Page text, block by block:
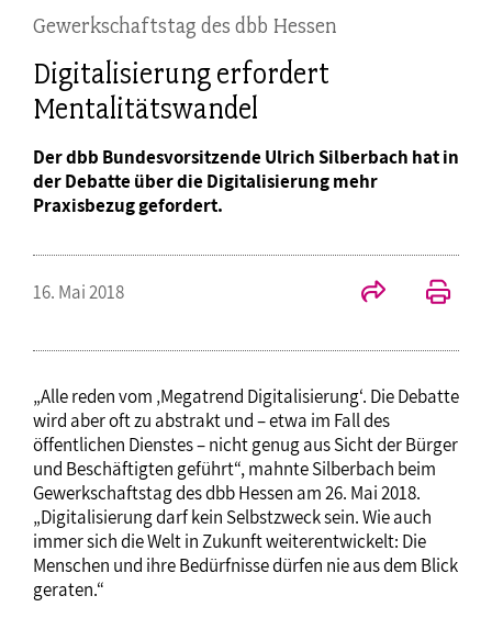
Gewerkschaftstag des dbb Hessen
Digitalisierung erfordert
Mentalitätswandel
Der dbb Bundesvorsitzende Ulrich Silberbach hat in
der Debatte über die Digitalisierung mehr
Praxisbezug gefordert.
16. Mai 2018
„Alle reden vom ‚Megatrend Digitalisierung‘. Die Debatte
wird aber oft zu abstrakt und – etwa im Fall des
öffentlichen Dienstes – nicht genug aus Sicht der Bürger
und Beschäftigten geführt“, mahnte Silberbach beim
Gewerkschaftstag des dbb Hessen am 26. Mai 2018.
„Digitalisierung darf kein Selbstzweck sein. Wie auch
immer sich die Welt in Zukunft weiterentwickelt: Die
Menschen und ihre Bedürfnisse dürfen nie aus dem Blick
geraten.“